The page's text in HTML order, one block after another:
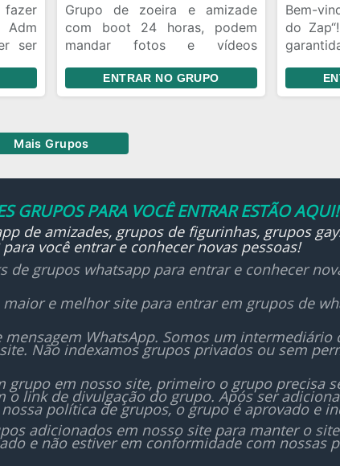
ser
seu
Grupo de zoeira e amizade
com boot 24 horas, podem
mandar fotos e vídeos
ENTRAR NO GRUPO
Bem-
do
é a
Mais Grupos
GRUPOS PARA VOCÊ ENTRAR ESTÃO AQUI!
de amizades, grupos de figurinhas, grupos
você entrar e conhecer novas pessoas!
grupos whatsapp para entrar e conhecer
e melhor site para entrar em grupos de
WhatsApp. Somos um intermediário
Não indexamos grupos privados ou sem
em nosso site, primeiro o grupo precisa
link de divulgação do grupo. Após ser
política de grupos, o grupo é aprovado e
adicionados em nosso site para manter o
e não estiver em conformidade com nossas